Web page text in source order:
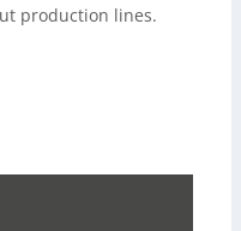
production lines.